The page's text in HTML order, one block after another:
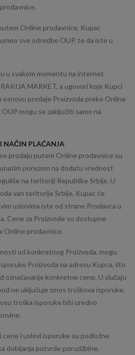
Online prodavnice, Kupac
sve odredbe OUP, te da iste u
u svakom momentu na internet
MARKET, a ugovori koje Kupci
osnovu prodaje Proizvoda preko Online
mogu se zaključiti samo na
NAČIN PLAĆANJA
prodaju putem Online prodavnice su
porezom na dodatu vrednost
na teritoriji Republike Srbije. U
van teritorije Srbije, Kupac će
uslovima iste od strane Prodavca u
Cene za Proizvode su dostupne
Online prodavnice.
od konkretnog Proizvoda, mogu
Proizvoda na adresu Kupca, što
označavanje konkretne cene. U slučaju
ne uključuje iznos troškova isporuke,
troška isporuke biti uredno
cene i uslovi isporuke su podložne
dobijanja potvrde porudžbine.